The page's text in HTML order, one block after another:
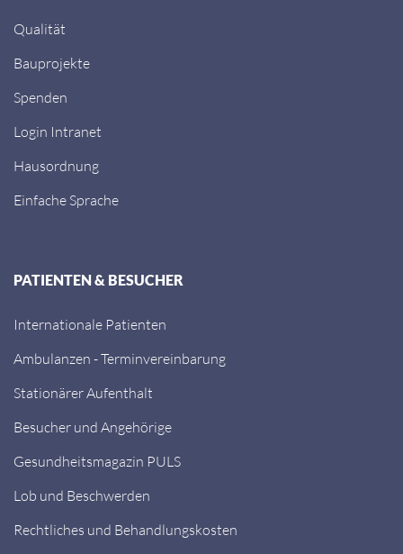
Qualität
Bauprojekte
Spenden
Login Intranet
Hausordnung
Einfache Sprache
PATIENTEN & BESUCHER
Internationale Patienten
Ambulanzen - Terminvereinbarung
Stationärer Aufenthalt
Besucher und Angehörige
Gesundheitsmagazin PULS
Lob und Beschwerden
Rechtliches und Behandlungskosten